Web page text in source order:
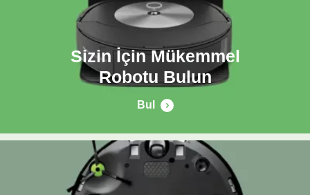
Sizin İçin Mükemmel
Robotu Bulun
Bul